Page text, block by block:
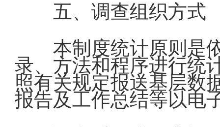
五、调查组织方式
本制度统计原则是
录、方法和程序进行统
照有关规定报送基层数
报告及工作总结等以电